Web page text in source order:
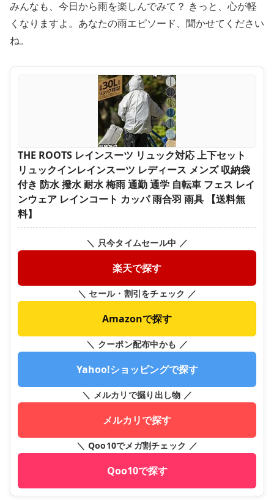
みんなも、今日から雨を楽しんでみて？ きっと、心が軽
くなりますよ。あなたの雨エピソード、聞かせてください
ね。
THE ROOTS レインスーツ リュック対応 上下セット
リュックインレインスーツ レディース メンズ 収納袋
付き 防水 撥水 耐水 梅雨 通勤 通学 自転車 フェス レイ
ンウェア レインコート カッパ 雨合羽 雨具 【送料無
料】
＼ 只今タイムセール中 ／
楽天で探す
＼ セール・割引をチェック ／
Amazonで探す
＼ クーポン配布中かも ／
Yahoo!ショッピングで探す
＼ メルカリで掘り出し物 ／
メルカリで探す
＼ Qoo10でメガ割チェック ／
Qoo10で探す